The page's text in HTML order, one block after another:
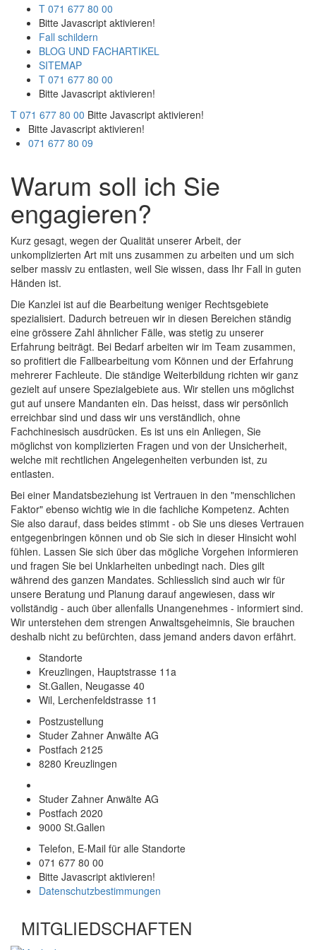
T 071 677 80 00
Bitte Javascript aktivieren!
Fall schildern
BLOG UND FACHARTIKEL
SITEMAP
T 071 677 80 00
Bitte Javascript aktivieren!
T 071 677 80 00 Bitte Javascript aktivieren!
Bitte Javascript aktivieren!
071 677 80 09
Warum soll ich Sie
engagieren?
Kurz gesagt, wegen der Qualität unserer Arbeit, der
unkomplizierten Art mit uns zusammen zu arbeiten und um sich
selber massiv zu entlasten, weil Sie wissen, dass Ihr Fall in guten
Händen ist.
Die Kanzlei ist auf die Bearbeitung weniger Rechtsgebiete
spezialisiert. Dadurch betreuen wir in diesen Bereichen ständig
eine grössere Zahl ähnlicher Fälle, was stetig zu unserer
Erfahrung beiträgt. Bei Bedarf arbeiten wir im Team zusammen,
so profitiert die Fallbearbeitung vom Können und der Erfahrung
mehrerer Fachleute. Die ständige Weiterbildung richten wir ganz
gezielt auf unsere Spezialgebiete aus. Wir stellen uns möglichst
gut auf unsere Mandanten ein. Das heisst, dass wir persönlich
erreichbar sind und dass wir uns verständlich, ohne
Fachchinesisch ausdrücken. Es ist uns ein Anliegen, Sie
möglichst von komplizierten Fragen und von der Unsicherheit,
welche mit rechtlichen Angelegenheiten verbunden ist, zu
entlasten.
Bei einer Mandatsbeziehung ist Vertrauen in den "menschlichen
Faktor" ebenso wichtig wie in die fachliche Kompetenz. Achten
Sie also darauf, dass beides stimmt - ob Sie uns dieses Vertrauen
entgegenbringen können und ob Sie sich in dieser Hinsicht wohl
fühlen. Lassen Sie sich über das mögliche Vorgehen informieren
und fragen Sie bei Unklarheiten unbedingt nach. Dies gilt
während des ganzen Mandates. Schliesslich sind auch wir für
unsere Beratung und Planung darauf angewiesen, dass wir
vollständig - auch über allenfalls Unangenehmes - informiert sind.
Wir unterstehen dem strengen Anwaltsgeheimnis, Sie brauchen
deshalb nicht zu befürchten, dass jemand anders davon erfährt.
Standorte
Kreuzlingen, Hauptstrasse 11a
St.Gallen, Neugasse 40
Wil, Lerchenfeldstrasse 11
Postzustellung
Studer Zahner Anwälte AG
Postfach 2125
8280 Kreuzlingen
Studer Zahner Anwälte AG
Postfach 2020
9000 St.Gallen
Telefon, E-Mail für alle Standorte
071 677 80 00
Bitte Javascript aktivieren!
Datenschutzbestimmungen
MITGLIEDSCHAFTEN